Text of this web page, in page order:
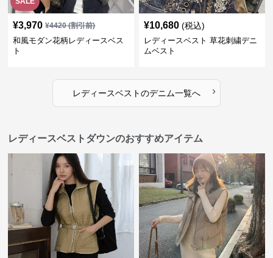
¥3,970 ¥4420(割引前)
和風モダン花柄レディースベス
ト
¥10,680 (税込)
レディースベスト 草花刺繍デニ
ムベスト
レディースベストのデニム一覧へ ›
レディースベストダウンのおすすめアイテム